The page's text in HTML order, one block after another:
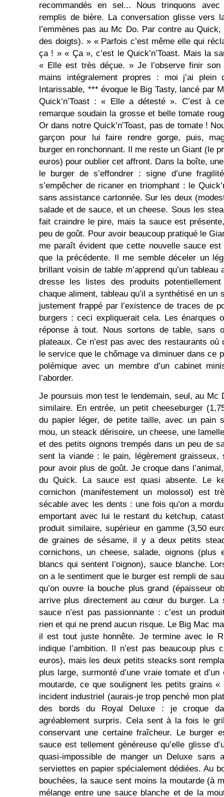
recommandés en sel... Nous trinquons
remplis de bière. La conversation glisse vers
l’emmènes pas au Mc Do. Par contre au
des doigts). » « Parfois c’est même elle qui
ça ! » « Ça », c’est le Quick’n’Toast. Mais la
« Elle est très déçue. » Je l’observe finir son
mains intégralement propres : moi j’ai
Intarissable, *** évoque le Big Tasty, lancé par
Quick’n’Toast : « Elle a détesté ». C’est à
remarque soudain la grosse et belle tomate
Or dans notre Quick’n’Toast, pas de tomate !
garçon pour lui faire rendre gorge, puis,
burger en ronchonnant. Il me reste un Giant (le
euros) pour oublier cet affront. Dans la boîte,
le burger de s’effondrer : signe d’une
s’empêcher de ricaner en triomphant : le
sans assistance cartonnée. Sur les deux
salade et de sauce, et un cheese. Sous les
fait craindre le pire, mais la sauce est
peu de goût. Pour avoir beaucoup pratiqué le
me paraît évident que cette nouvelle sauce est
que la précédente. Il me semble déceler un
brillant voisin de table m’apprend qu’un
dresse les listes des produits
chaque aliment, tableau qu’il a synthétisé en
justement frappé par l’existence de traces de
burgers : ceci expliquerait cela. Les énarques
réponse à tout. Nous sortons de table, sans
plateaux. Ce n’est pas avec des restaurants
le service que le chômage va diminuer dans ce
polémique avec un membre d’un cabinet
l’aborder.
Je poursuis mon test le lendemain, seul, au Mc
similaire. En entrée, un petit cheeseburger
du papier léger, de petite taille, avec un pain
mou, un steack dérisoire, un cheese, une
et des petits oignons trempés dans un peu de
sent la viande : le pain, légèrement graisseux,
pour avoir plus de goût. Je croque dans
du Quick. La sauce est quasi absente. Le
cornichon (manifestement un molossol) est
sécable avec les dents : une fois qu’on a
emportant avec lui le restant du ketchup,
produit similaire, supérieur en gamme (3,50
de graines de sésame, il y a deux petits
cornichons, un cheese, salade, oignons (plus
blancs qui sentent l’oignon), sauce blanche.
on a le sentiment que le burger est rempli de
qu’on ouvre la bouche plus grand (épaisseur
arrive plus directement au cœur du burger. La
sauce n’est pas passionnante : c’est un
rien et qui ne prend aucun risque. Le Big Mac
il est tout juste honnête. Je termine avec le
indique l’ambition. Il n’est pas beaucoup plus
euros), mais les deux petits steacks sont
plus large, surmonté d’une vraie tomate et
moutarde, ce que soulignent les petits grains «
incident industriel (aurais-je trop penché mon
des bords du Royal Deluxe : je croque
agréablement surpris. Cela sent à la fois le
conservant une certaine fraîcheur. Le burger
sauce est tellement généreuse qu’elle glisse
quasi-impossible de manger un Deluxe sans
serviettes en papier spécialement dédiées. Au
bouchées, la sauce sent moins la moutarde (à
mélange entre une sauce blanche et de la